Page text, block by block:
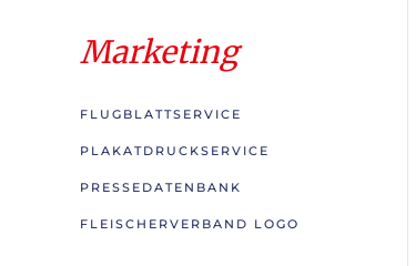
Marketing
FLUGBLATTSERVICE
PLAKATDRUCKSERVICE
PRESSEDATENBANK
FLEISCHERVERBAND LOGO